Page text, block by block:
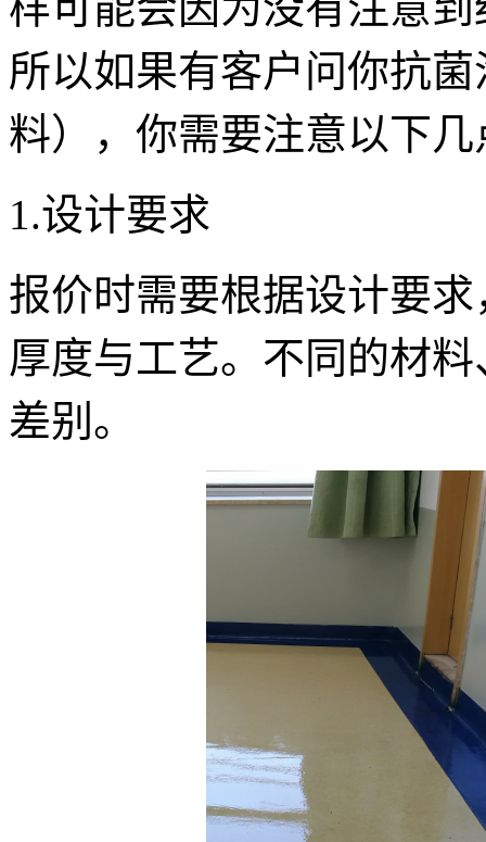
所以如果有客户问你抗
料），你需要注意以下几
1.设计要求
报价时需要根据设计要
厚度与工艺。不同的材
差别。